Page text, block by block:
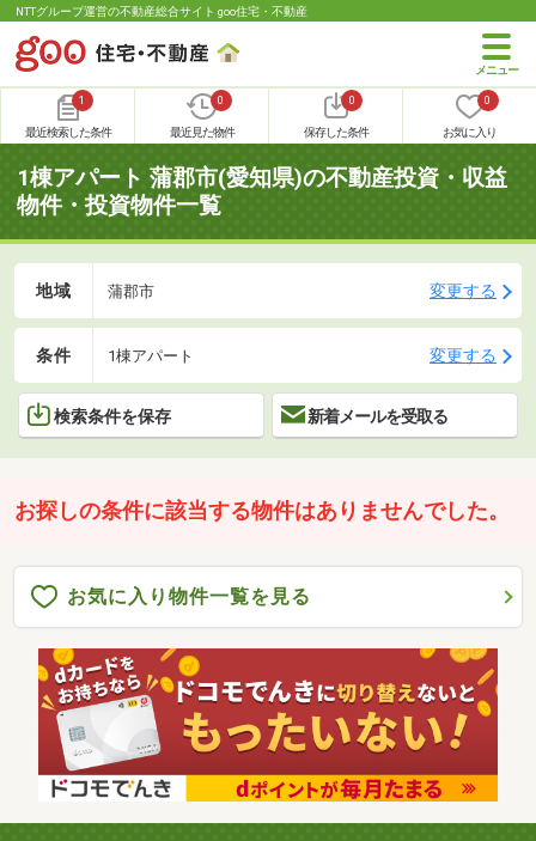
NTTグループ運営の不動産総合サイト goo住宅・不動産
1
最近検索した条件
0
最近見た物件
0
保存した条件
0
お気に入り
1棟アパート 蒲郡市(愛知県)の不動産投資・収益
物件・投資物件一覧
地域 蒲郡市 変更する
条件 1棟アパート 変更する
検索条件を保存 新着メールを受取る
お探しの条件に該当する物件はありませんでした。
お気に入り物件一覧を見る